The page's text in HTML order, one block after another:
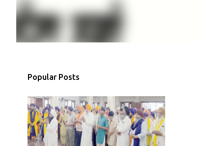
Popular Posts